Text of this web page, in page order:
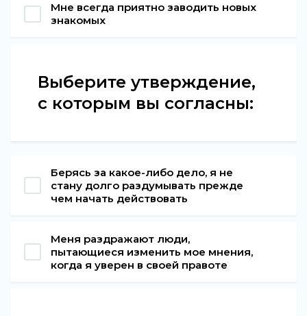
Мне всегда приятно заводить новых
знакомых
Выберите утверждение,
с которым вы согласны:
Берясь за какое-либо дело, я не
стану долго раздумывать прежде
чем начать действовать
Меня раздражают люди,
пытающиеся изменить мое мнения,
когда я уверен в своей правоте